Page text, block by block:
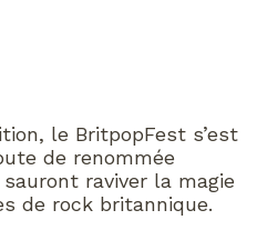
le BritpopFest s’est
de renommée
raviver la magie
de rock britannique.